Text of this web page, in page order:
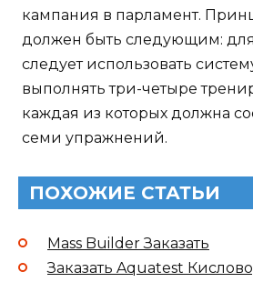
кампания в парламент.
должен быть следующим:
следует использовать
выполнять три-четыре
каждая из которых должна
семи упражнений.
ПОХОЖИЕ СТАТЬИ
Mass Builder Заказать
Заказать Aquatest